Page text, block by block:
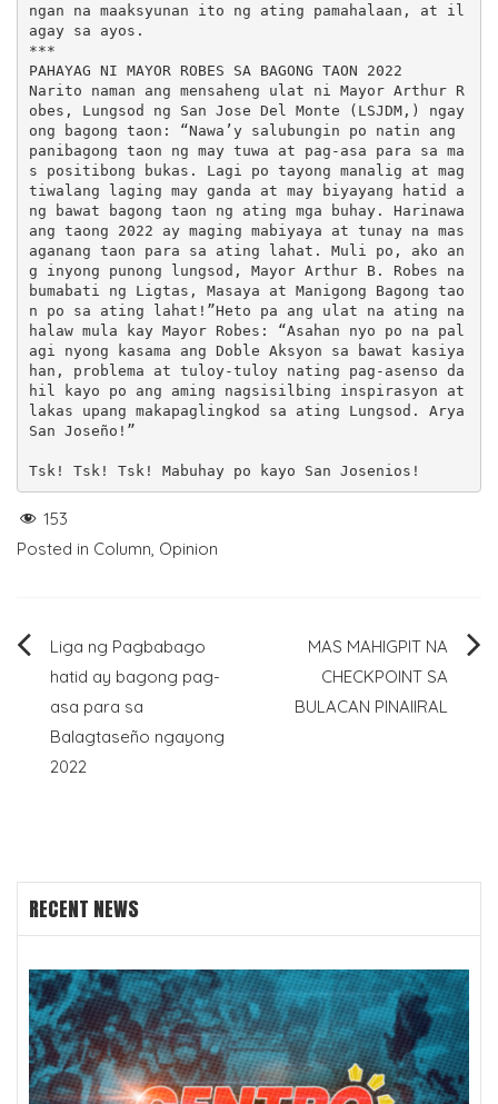
ngan na maaksyunan ito ng ating pamahalaan, at il
agay sa ayos.
***
PAHAYAG NI MAYOR ROBES SA BAGONG TAON 2022
Narito naman ang mensaheng ulat ni Mayor Arthur R
obes, Lungsod ng San Jose Del Monte (LSJDM,) ngay
ong bagong taon: “Nawa’y salubungin po natin ang
panibagong taon ng may tuwa at pag-asa para sa ma
s positibong bukas. Lagi po tayong manalig at mag
tiwalang laging may ganda at may biyayang hatid a
ng bawat bagong taon ng ating mga buhay. Harinawa
ang taong 2022 ay maging mabiyaya at tunay na mas
aganang taon para sa ating lahat. Muli po, ako an
g inyong punong lungsod, Mayor Arthur B. Robes na
bumabati ng Ligtas, Masaya at Manigong Bagong tao
n po sa ating lahat!”Heto pa ang ulat na ating na
halaw mula kay Mayor Robes: “Asahan nyo po na pal
agi nyong kasama ang Doble Aksyon sa bawat kasiya
han, problema at tuloy-tuloy nating pag-asenso da
hil kayo po ang aming nagsisilbing inspirasyon at
lakas upang makapaglingkod sa ating Lungsod. Arya
San Joseño!”
Tsk! Tsk! Tsk! Mabuhay po kayo San Josenios!
153
Posted in Column, Opinion
Post
navigation
Liga ng Pagbabago
hatid ay bagong pag-
asa para sa
Balagtaseño ngayong
2022
MAS MAHIGPIT NA
CHECKPOINT SA
BULACAN PINAIIRAL
RECENT NEWS